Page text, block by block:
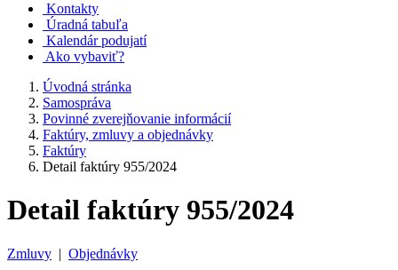
Kontakty
Úradná tabuľa
Kalendár podujatí
Ako vybaviť?
Úvodná stránka
Samospráva
Povinné zverejňovanie informácií
Faktúry, zmluvy a objednávky
Faktúry
Detail faktúry 955/2024
Detail faktúry 955/2024
Zmluvy | Objednávky